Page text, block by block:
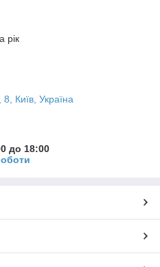
рік
Київ, Україна
до 18:00